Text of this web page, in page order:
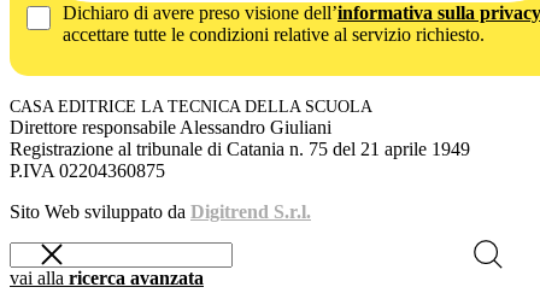
Dichiaro di avere preso visione dell’informativa sulla privacy
accettare tutte le condizioni relative al servizio richiesto.
CASA EDITRICE LA TECNICA DELLA SCUOLA
Direttore responsabile Alessandro Giuliani
Registrazione al tribunale di Catania n. 75 del 21 aprile 1949
P.IVA 02204360875
Sito Web sviluppato da Digitrend S.r.l.
vai alla ricerca avanzata